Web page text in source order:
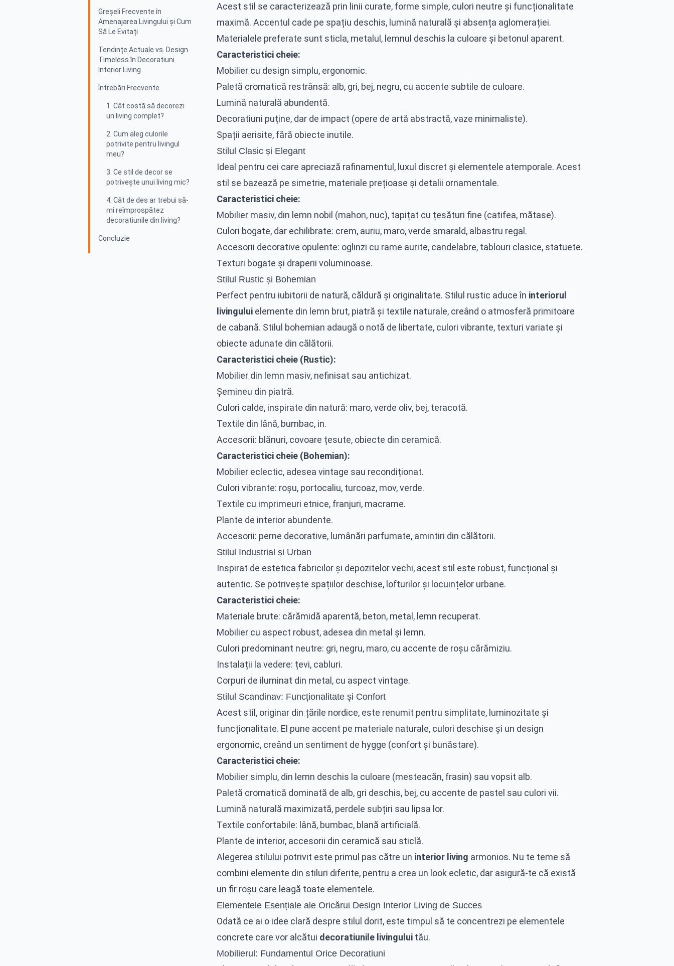
Greșeli Frecvente în
Amenajarea Livingului și Cum
Să Le Evitați
Tendințe Actuale vs. Design
Timeless în Decoratiuni
Interior Living
Întrebări Frecvente
1. Cât costă să decorezi
un living complet?
2. Cum aleg culorile
potrivite pentru livingul
meu?
3. Ce stil de decor se
potrivește unui living mic?
4. Cât de des ar trebui să-
mi reîmprospătez
decoratiunile din living?
Concluzie
Acest stil se caracterizează prin linii curate, forme simple, culori neutre și funcționalitate
maximă. Accentul cade pe spațiu deschis, lumină naturală și absența aglomerației.
Materialele preferate sunt sticla, metalul, lemnul deschis la culoare și betonul aparent.
Caracteristici cheie:
Mobilier cu design simplu, ergonomic.
Paletă cromatică restrânsă: alb, gri, bej, negru, cu accente subtile de culoare.
Lumină naturală abundentă.
Decoratiuni puține, dar de impact (opere de artă abstractă, vaze minimaliste).
Spații aerisite, fără obiecte inutile.
Stilul Clasic și Elegant
Ideal pentru cei care apreciază rafinamentul, luxul discret și elementele atemporale. Acest
stil se bazează pe simetrie, materiale prețioase și detalii ornamentale.
Caracteristici cheie:
Mobilier masiv, din lemn nobil (mahon, nuc), tapițat cu țesături fine (catifea, mătase).
Culori bogate, dar echilibrate: crem, auriu, maro, verde smarald, albastru regal.
Accesorii decorative opulente: oglinzi cu rame aurite, candelabre, tablouri clasice, statuete.
Texturi bogate și draperii voluminoase.
Stilul Rustic și Bohemian
Perfect pentru iubitorii de natură, căldură și originalitate. Stilul rustic aduce în interiorul
livingului elemente din lemn brut, piatră și textile naturale, creând o atmosferă primitoare
de cabană. Stilul bohemian adaugă o notă de libertate, culori vibrante, texturi variate și
obiecte adunate din călătorii.
Caracteristici cheie (Rustic):
Mobilier din lemn masiv, nefinisat sau antichizat.
Șemineu din piatră.
Culori calde, inspirate din natură: maro, verde oliv, bej, teracotă.
Textile din lână, bumbac, in.
Accesorii: blănuri, covoare țesute, obiecte din ceramică.
Caracteristici cheie (Bohemian):
Mobilier eclectic, adesea vintage sau recondiționat.
Culori vibrante: roșu, portocaliu, turcoaz, mov, verde.
Textile cu imprimeuri etnice, franjuri, macrame.
Plante de interior abundente.
Accesorii: perne decorative, lumânări parfumate, amintiri din călătorii.
Stilul Industrial și Urban
Inspirat de estetica fabricilor și depozitelor vechi, acest stil este robust, funcțional și
autentic. Se potrivește spațiilor deschise, lofturilor și locuințelor urbane.
Caracteristici cheie:
Materiale brute: cărămidă aparentă, beton, metal, lemn recuperat.
Mobilier cu aspect robust, adesea din metal și lemn.
Culori predominant neutre: gri, negru, maro, cu accente de roșu cărămiziu.
Instalații la vedere: țevi, cabluri.
Corpuri de iluminat din metal, cu aspect vintage.
Stilul Scandinav: Funcționalitate și Confort
Acest stil, originar din țările nordice, este renumit pentru simplitate, luminozitate și
funcționalitate. El pune accent pe materiale naturale, culori deschise și un design
ergonomic, creând un sentiment de hygge (confort și bunăstare).
Caracteristici cheie:
Mobilier simplu, din lemn deschis la culoare (mesteacăn, frasin) sau vopsit alb.
Paletă cromatică dominată de alb, gri deschis, bej, cu accente de pastel sau culori vii.
Lumină naturală maximizată, perdele subțiri sau lipsa lor.
Textile confortabile: lână, bumbac, blană artificială.
Plante de interior, accesorii din ceramică sau sticlă.
Alegerea stilului potrivit este primul pas către un interior living armonios. Nu te teme să
combini elemente din stiluri diferite, pentru a crea un look ecletic, dar asigură-te că există
un fir roșu care leagă toate elementele.
Elementele Esențiale ale Oricărui Design Interior Living de Succes
Odată ce ai o idee clară despre stilul dorit, este timpul să te concentrezi pe elementele
concrete care vor alcătui decoratiunile livingului tău.
Mobilierul: Fundamentul Orice Decoratiuni